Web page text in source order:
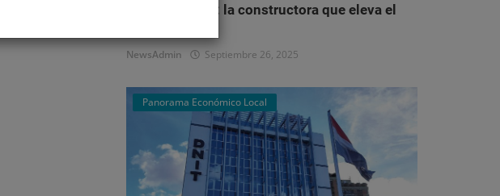
Salum & Wenz: la constructora que eleva el
NewsAdmin Septiembre 26, 2025
Panorama Económico Local